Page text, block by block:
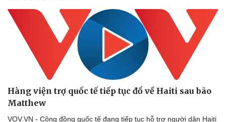
Hàng viện trợ quốc tế tiếp tục đổ về Haiti sau bão
Matthew
VOV.VN - Cộng đồng quốc tế đang tiếp tục hỗ trợ người dân Haiti